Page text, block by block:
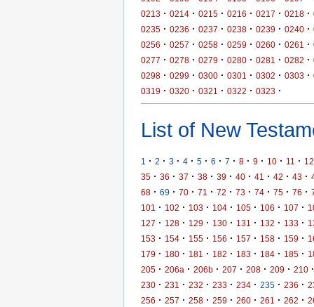
0213 · 0214 · 0215 · 0216 · 0217 · 0218 ·
0235 · 0236 · 0237 · 0238 · 0239 · 0240 ·
0256 · 0257 · 0258 · 0259 · 0260 · 0261 ·
0277 · 0278 · 0279 · 0280 · 0281 · 0282 ·
0298 · 0299 · 0300 · 0301 · 0302 · 0303 ·
0319 · 0320 · 0321 · 0322 · 0323 ·
List of New
1 · 2 · 3 · 4 · 5 · 6 · 7 · 8 · 9 · 10 · 11 · 12
35 · 36 · 37 · 38 · 39 · 40 · 41 · 42 · 43 ·
68 · 69 · 70 · 71 · 72 · 73 · 74 · 75 · 76 ·
101
· 102 · 103 · 104 · 105 · 106 · 107 ·
127 · 128 · 129 · 130 · 131 · 132 · 133 ·
153 · 154 · 155 · 156 · 157 · 158 · 159 ·
179 · 180 · 181 · 182 · 183 · 184 · 185 ·
205 · 206a · 206b · 207 · 208 · 209 · 210 ·
230 · 231 · 232 · 233 · 234 · 235 · 236 ·
256 · 257 · 258 · 259 · 260 · 261 · 262 ·